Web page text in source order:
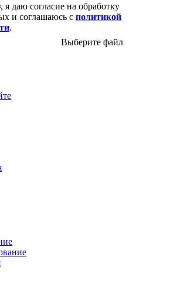
даю согласие на обработку
и соглашаюсь с политикой
.
Выберите файл